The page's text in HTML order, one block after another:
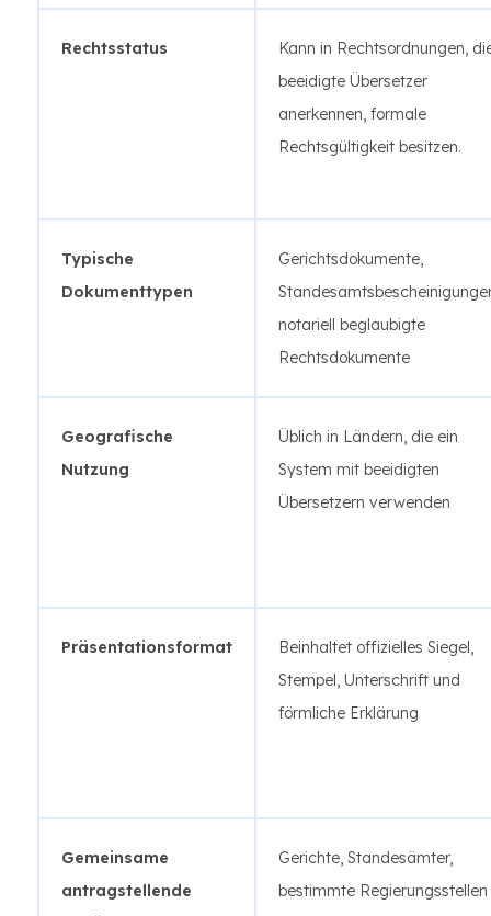
Rechtsstatus
Kann in Rechtsordnungen,
beeidigte Übersetzer
anerkennen, formale
Rechtsgültigkeit besitzen.
Typische
Dokumenttypen
Gerichtsdokumente,
notariell beglaubigte
Rechtsdokumente
Geografische
Nutzung
Üblich in Ländern, die ein
System mit beeidigten
Übersetzern verwenden
Präsentationsformat
Beinhaltet offizielles Siegel,
Stempel, Unterschrift und
förmliche Erklärung
Gemeinsame
antragstellende
Gerichte, Standesämter,
bestimmte Regierungsstellen